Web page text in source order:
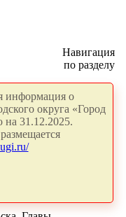
Навигация
по разделу
информация о
округа «Город
на 31.12.2025.